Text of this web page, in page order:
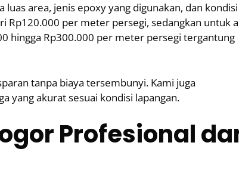
area, jenis epoxy yang digunakan, dan kondisi
Rp120.000 per meter persegi, sedangkan untuk
hingga Rp300.000 per meter persegi tergantung
tanpa biaya tersembunyi. Kami juga
yang akurat sesuai kondisi lapangan.
Profesional